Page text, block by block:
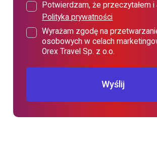
Potwierdzam, że przeczytałem i
Polityka prywatności
Wyrażam zgodę na
osobowych w celach
Orex Travel Sp. z o.o.
Wyślij